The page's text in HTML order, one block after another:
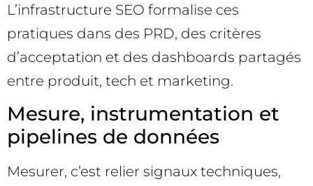
L’infrastructure SEO formalise ces
pratiques dans des PRD, des critères
d’acceptation et des dashboards partagés
entre produit, tech et marketing.
Mesure, instrumentation et
pipelines de données
Mesurer, c’est relier signaux techniques,